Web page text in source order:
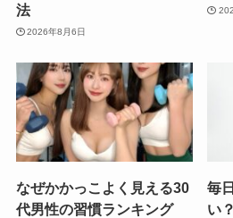
法
2026年8月6日
なぜかかっこよく見える30
代男性の習慣ランキング
毎
い